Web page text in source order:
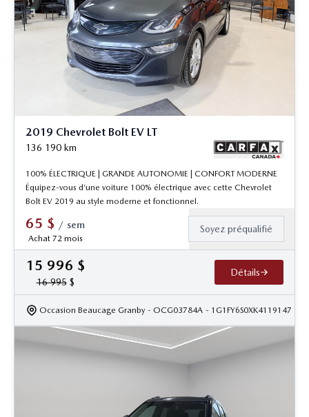
2019 Chevrolet Bolt EV LT
136 190 km
100% ÉLECTRIQUE | GRANDE AUTONOMIE | CONFORT MODERNE
Équipez-vous d’une voiture 100% électrique avec cette Chevrolet
Bolt EV 2019 au style moderne et fonctionnel.
65 $ / sem
Achat 72 mois
Soyez préqualifié
15 996 $
16 995$
Détails
Occasion Beaucage Granby - OCG03784A - 1G1FY6S0XK4119147